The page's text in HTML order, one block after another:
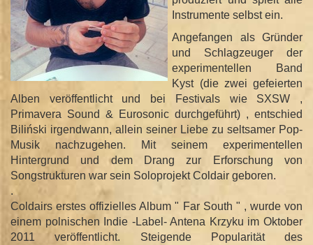
Instrumente selbst ein.
Angefangen als Gründer
und Schlagzeuger der
experimentellen Band
Kyst (die zwei gefeierten
Alben veröffentlicht und bei Festivals wie SXSW ,
Primavera Sound & Eurosonic durchgeführt) , entschied
Biliński irgendwann, allein seiner Liebe zu seltsamer Pop-
Musik nachzugehen. Mit seinem experimentellen
Hintergrund und dem Drang zur Erforschung von
Songstrukturen war sein Soloprojekt Coldair geboren.
.
Coldairs erstes offizielles Album " Far South " , wurde von
einem polnischen Indie -Label- Antena Krzyku im Oktober
2011 veröffentlicht. Steigende Popularität des